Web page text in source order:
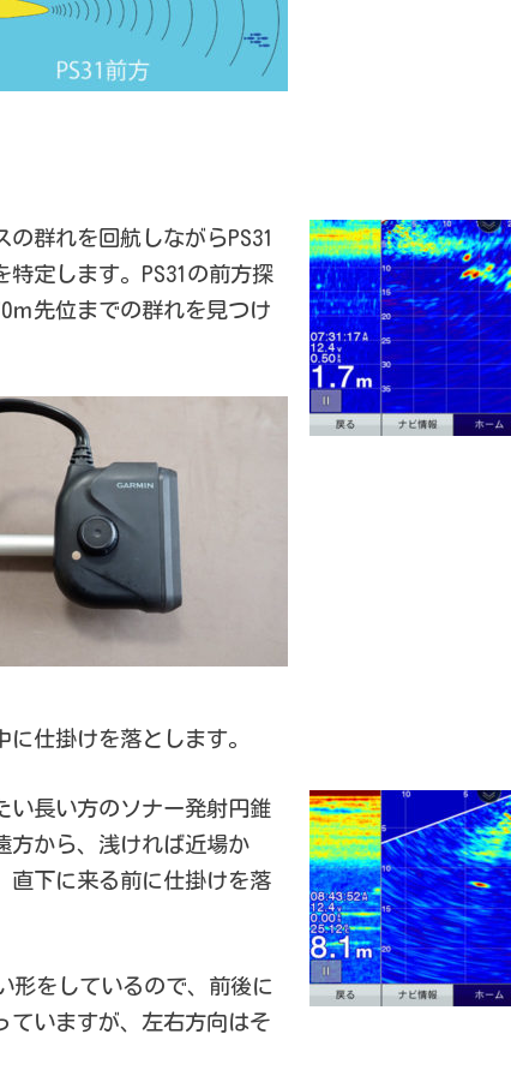
群れを回航しながらPS31
特定します。PS31の前方探
ｍ先位までの群れを見つけ
に仕掛けを落とします。
長い方のソナー発射円錐
方から、浅ければ近場か
直下に来る前に仕掛けを落
形をしているので、前後に
ていますが、左右方向はそ